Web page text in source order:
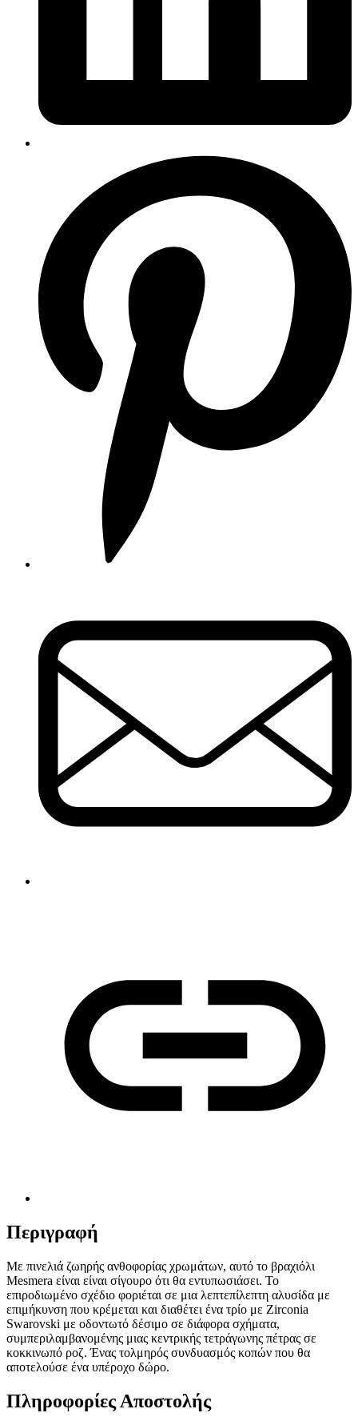
Περιγραφή
Με πινελιά ζωηρής ανθοφορίας χρωμάτων, αυτό το βραχιόλι
Mesmera είναι είναι σίγουρο ότι θα εντυπωσιάσει. Το
επιροδιωμένο σχέδιο φοριέται σε μια λεπτεπίλεπτη αλυσίδα με
επιμήκυνση που κρέμεται και διαθέτει ένα τρίο με Zirconia
Swarovski με οδοντωτό δέσιμο σε διάφορα σχήματα,
συμπεριλαμβανομένης μιας κεντρικής τετράγωνης πέτρας σε
κοκκινωπό ροζ. Ένας τολμηρός συνδυασμός κοπών που θα
αποτελούσε ένα υπέροχο δώρο.
Πληροφορίες Αποστολής